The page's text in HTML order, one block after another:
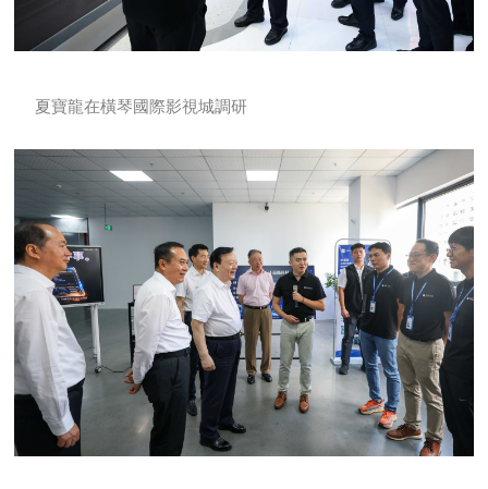
夏寶龍在橫琴國際影視城調研